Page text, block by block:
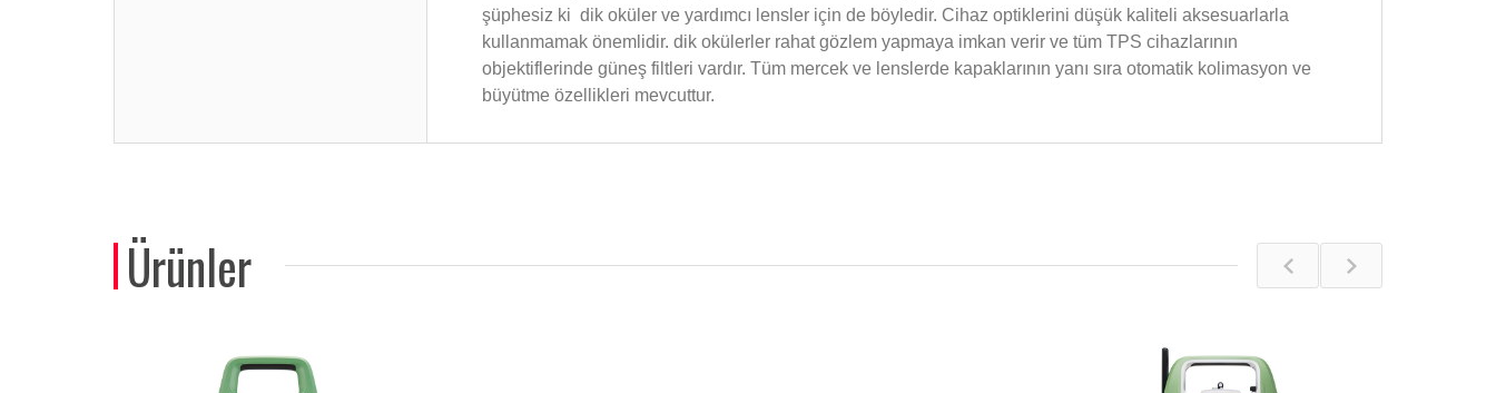
şüphesiz ki dik oküler ve yardımcı lensler için de böyledir. Cihaz optiklerini düşük kaliteli aksesuarlarla
kullanmamak önemlidir. dik okülerler rahat gözlem yapmaya imkan verir ve tüm TPS cihazlarının
objektiflerinde güneş filtleri vardır. Tüm mercek ve lenslerde kapaklarının yanı sıra otomatik kolimasyon ve
büyütme özellikleri mevcuttur.
Ürünler